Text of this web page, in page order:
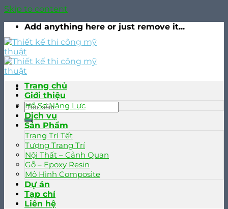
Skip to content
Add anything here or just remove it...
Trang chủ
Giới thiệu
Hồ Sơ Năng Lực
Dịch vụ
Sản Phẩm
Trang Trí Tết
Tượng Trang Trí
Nội Thất – Cảnh Quan
Gỗ – Epoxy Resin
Mô Hình Composite
Dự án
Tạp chí
Liên hệ